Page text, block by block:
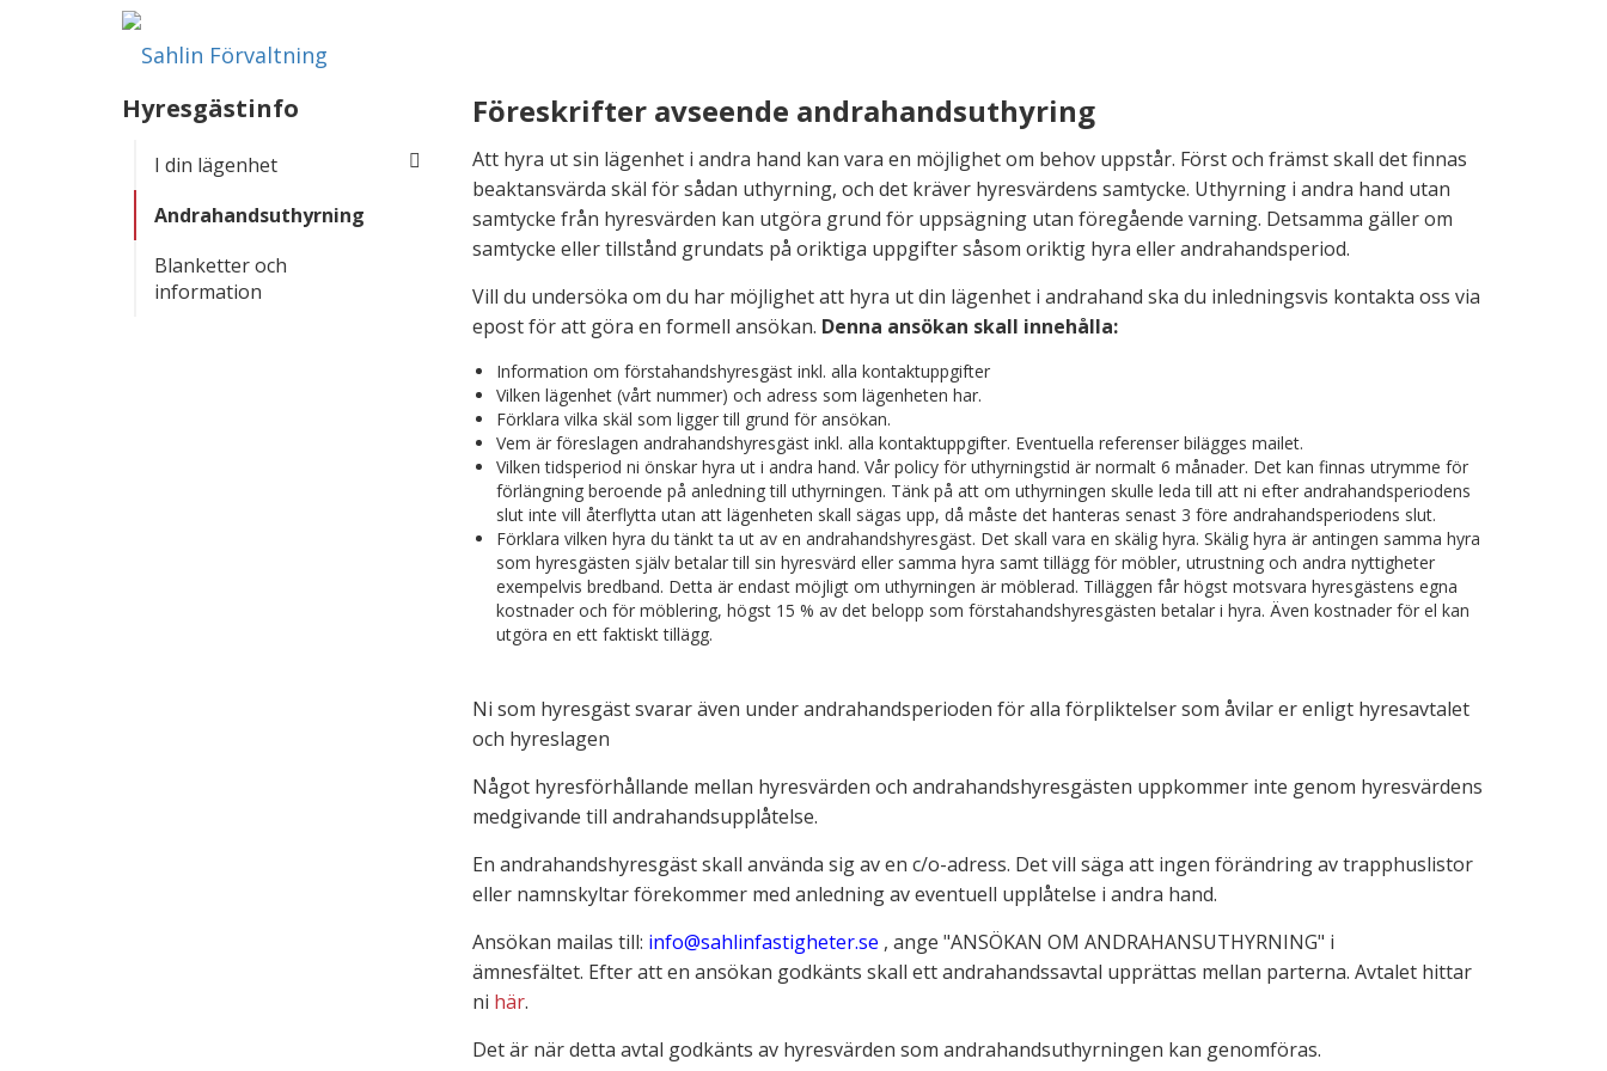
Hyresgästinfo
I din lägenhet
Andrahandsuthyrning
Blanketter och
information
Föreskrifter avseende andrahandsuthyring
Att hyra ut sin lägenhet i andra hand kan vara en möjlighet om behov uppstår. Först och främst skall det finnas
beaktansvärda skäl för sådan uthyrning, och det kräver hyresvärdens samtycke. Uthyrning i andra hand utan
samtycke från hyresvärden kan utgöra grund för uppsägning utan föregående varning. Detsamma gäller om
samtycke eller tillstånd grundats på oriktiga uppgifter såsom oriktig hyra eller andrahandsperiod.
Vill du undersöka om du har möjlighet att hyra ut din lägenhet i andrahand ska du inledningsvis kontakta oss via
epost för att göra en formell ansökan. Denna ansökan skall innehålla:
Information om förstahandshyresgäst inkl. alla kontaktuppgifter
Vilken lägenhet (vårt nummer) och adress som lägenheten har.
Förklara vilka skäl som ligger till grund för ansökan.
Vem är föreslagen andrahandshyresgäst inkl. alla kontaktuppgifter. Eventuella referenser bilägges mailet.
Vilken tidsperiod ni önskar hyra ut i andra hand. Vår policy för uthyrningstid är normalt 6 månader. Det kan finnas utrymme för
förlängning beroende på anledning till uthyrningen. Tänk på att om uthyrningen skulle leda till att ni efter andrahandsperiodens
slut inte vill återflytta utan att lägenheten skall sägas upp, då måste det hanteras senast 3 före andrahandsperiodens slut.
Förklara vilken hyra du tänkt ta ut av en andrahandshyresgäst. Det skall vara en skälig hyra. Skälig hyra är antingen samma hyra
som hyresgästen själv betalar till sin hyresvärd eller samma hyra samt tillägg för möbler, utrustning och andra nyttigheter
exempelvis bredband. Detta är endast möjligt om uthyrningen är möblerad. Tilläggen får högst motsvara hyresgästens egna
kostnader och för möblering, högst 15 % av det belopp som förstahandshyresgästen betalar i hyra. Även kostnader för el kan
utgöra en ett faktiskt tillägg.
Ni som hyresgäst svarar även under andrahandsperioden för alla förpliktelser som åvilar er enligt hyresavtalet
och hyreslagen
Något hyresförhållande mellan hyresvärden och andrahandshyresgästen uppkommer inte genom hyresvärdens
medgivande till andrahandsupplåtelse.
En andrahandshyresgäst skall använda sig av en c/o-adress. Det vill säga att ingen förändring av trapphuslistor
eller namnskyltar förekommer med anledning av eventuell upplåtelse i andra hand.
Ansökan mailas till: info@sahlinfastigheter.se , ange "ANSÖKAN OM ANDRAHANSUTHYRNING" i
ämnesfältet. Efter att en ansökan godkänts skall ett andrahandssavtal upprättas mellan parterna. Avtalet hittar
ni här.
Det är när detta avtal godkänts av hyresvärden som andrahandsuthyrningen kan genomföras.